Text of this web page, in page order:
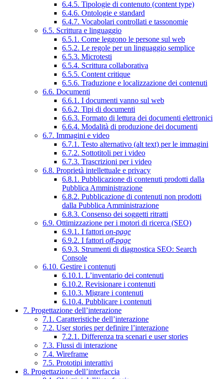
6.4.5. Tipologie di contenuto (content type)
6.4.6. Ontologie e standard
6.4.7. Vocabolari controllati e tassonomie
6.5. Scrittura e linguaggio
6.5.1. Come leggono le persone sul web
6.5.2. Le regole per un linguaggio semplice
6.5.3. Microtesti
6.5.4. Scrittura collaborativa
6.5.5. Content critique
6.5.6. Traduzione e localizzazione dei contenuti
6.6. Documenti
6.6.1. I documenti vanno sul web
6.6.2. Tipi di documenti
6.6.3. Formato di lettura dei documenti elettronici
6.6.4. Modalità di produzione dei documenti
6.7. Immagini e video
6.7.1. Testo alternativo (alt text) per le immagini
6.7.2. Sottotitoli per i video
6.7.3. Trascrizioni per i video
6.8. Proprietà intellettuale e privacy
6.8.1. Pubblicazione di contenuti prodotti dalla
Pubblica Amministrazione
6.8.2. Pubblicazione di contenuti non prodotti
dalla Pubblica Amministrazione
6.8.3. Consenso dei soggetti ritratti
6.9. Ottimizzazione per i motori di ricerca (SEO)
6.9.1. I fattori on-page
6.9.2. I fattori off-page
6.9.3. Strumenti di diagnostica SEO: Search
Console
6.10. Gestire i contenuti
6.10.1. L’inventario dei contenuti
6.10.2. Revisionare i contenuti
6.10.3. Migrare i contenuti
6.10.4. Pubblicare i contenuti
7. Progettazione dell’interazione
7.1. Caratteristiche dell’interazione
7.2. User stories per definire l’interazione
7.2.1. Differenza tra scenari e user stories
7.3. Flussi di interazione
7.4. Wireframe
7.5. Prototipi interattivi
8. Progettazione dell’interfaccia